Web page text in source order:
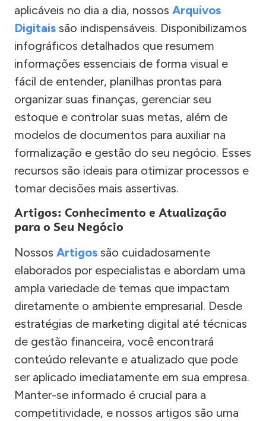
aplicáveis no dia a dia, nossos Arquivos
Digitais são indispensáveis. Disponibilizamos
infográficos detalhados que resumem
informações essenciais de forma visual e
fácil de entender, planilhas prontas para
organizar suas finanças, gerenciar seu
estoque e controlar suas metas, além de
modelos de documentos para auxiliar na
formalização e gestão do seu negócio. Esses
recursos são ideais para otimizar processos e
tomar decisões mais assertivas.
Artigos: Conhecimento e Atualização
para o Seu Negócio
Nossos Artigos são cuidadosamente
elaborados por especialistas e abordam uma
ampla variedade de temas que impactam
diretamente o ambiente empresarial. Desde
estratégias de marketing digital até técnicas
de gestão financeira, você encontrará
conteúdo relevante e atualizado que pode
ser aplicado imediatamente em sua empresa.
Manter-se informado é crucial para a
competitividade, e nossos artigos são uma